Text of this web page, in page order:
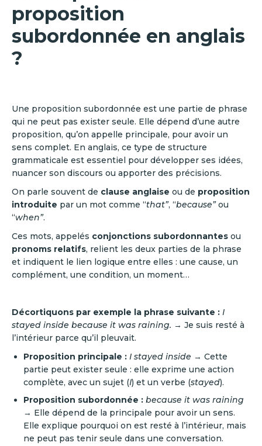
proposition
subordonnée en anglais
?
Une proposition subordonnée est une partie de phrase
qui ne peut pas exister seule. Elle dépend d’une autre
proposition, qu’on appelle principale, pour avoir un
sens complet. En anglais, ce type de structure
grammaticale est essentiel pour développer ses idées,
nuancer son discours ou apporter des précisions.
On parle souvent de clause anglaise ou de proposition
introduite par un mot comme “that”, “because”ou
“when”.
Ces mots, appelés conjonctions subordonnantes ou
pronoms relatifs, relient les deux parties de la phrase
et indiquent le lien logique entre elles : une cause, un
complément, une condition, un moment…
Décortiquons par exemple la phrase suivante : I
stayed inside because it was raining. → Je suis resté à
l’intérieur parce qu’il pleuvait.
Proposition principale : I stayed inside → Cette
partie peut exister seule : elle exprime une action
complète, avec un sujet (I) et un verbe (stayed).
Proposition subordonnée : because it was raining
→ Elle dépend de la principale pour avoir un sens.
Elle explique pourquoi on est resté à l’intérieur, mais
ne peut pas tenir seule dans une conversation.